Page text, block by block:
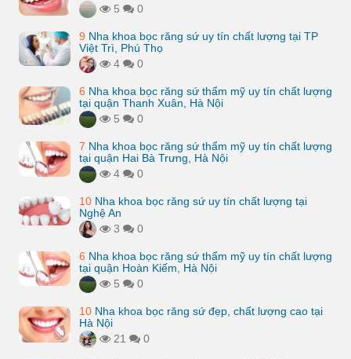
5
0
9 Nha khoa bọc răng sứ uy tín chất lượng tại TP
Việt Trì, Phú Thọ
4
0
6 Nha khoa bọc răng sứ thẩm mỹ uy tín chất lượng
tại quận Thanh Xuân, Hà Nội
5
0
7 Nha khoa bọc răng sứ thẩm mỹ uy tín chất lượng
tại quận Hai Bà Trưng, Hà Nội
4
0
10 Nha khoa bọc răng sứ uy tín chất lượng tại
Nghệ An
3
0
6 Nha khoa bọc răng sứ thẩm mỹ uy tín chất lượng
tại quận Hoàn Kiếm, Hà Nội
5
0
10 Nha khoa bọc răng sứ đẹp, chất lượng cao tại
Hà Nội
21
0